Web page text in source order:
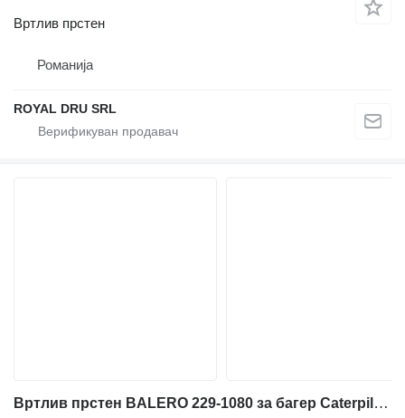
Вртлив прстен
Романија
ROYAL DRU SRL
Вртлив прстен BALERO 229-1080 за багер Caterpillar 315C